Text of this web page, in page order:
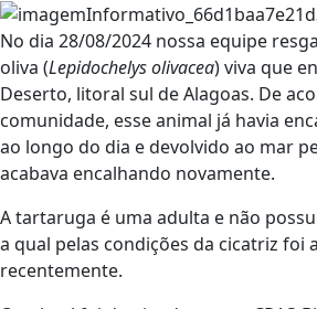
No dia 28/08/2024 nossa equipe
oliva (Lepidochelys olivacea) viva que
Deserto, litoral sul de Alagoas. De
comunidade, esse animal já havia
ao longo do dia e devolvido ao mar
acabava encalhando novamente.
A tartaruga é uma adulta e não
a qual pelas condições da cicatriz foi
recentemente.